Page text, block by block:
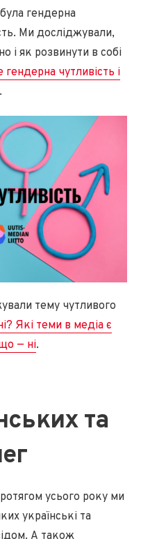
гендерна
Ми досліджували,
і як розвинути в собі
чутливість і
.
тему чутливого
Які теми в медіа є
— ні.
та
усього року ми
українські та